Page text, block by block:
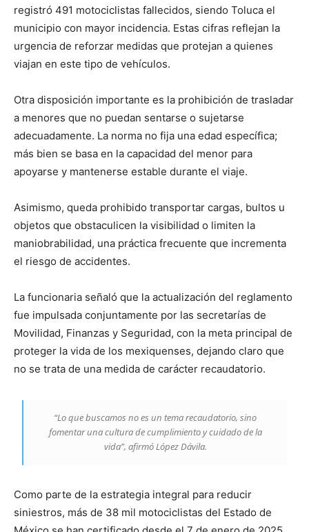
registró 491 motociclistas fallecidos, siendo Toluca el
municipio con mayor incidencia. Estas cifras reflejan la
urgencia de reforzar medidas que protejan a quienes
viajan en este tipo de vehículos.
Otra disposición importante es la prohibición de trasladar
a menores que no puedan sentarse o sujetarse
adecuadamente. La norma no fija una edad específica;
más bien se basa en la capacidad del menor para
apoyarse y mantenerse estable durante el viaje.
Asimismo, queda prohibido transportar cargas, bultos u
objetos que obstaculicen la visibilidad o limiten la
maniobrabilidad, una práctica frecuente que incrementa
el riesgo de accidentes.
La funcionaria señaló que la actualización del reglamento
fue impulsada conjuntamente por las secretarías de
Movilidad, Finanzas y Seguridad, con la meta principal de
proteger la vida de los mexiquenses, dejando claro que
no se trata de una medida de carácter recaudatorio.
“Lo que buscamos no es un tema recaudatorio, sino
fomentar una cultura de cumplimiento y cuidado de la
vida”, afirmó López Dávila.
Como parte de la estrategia integral para reducir
siniestros, más de 38 mil motociclistas del Estado de